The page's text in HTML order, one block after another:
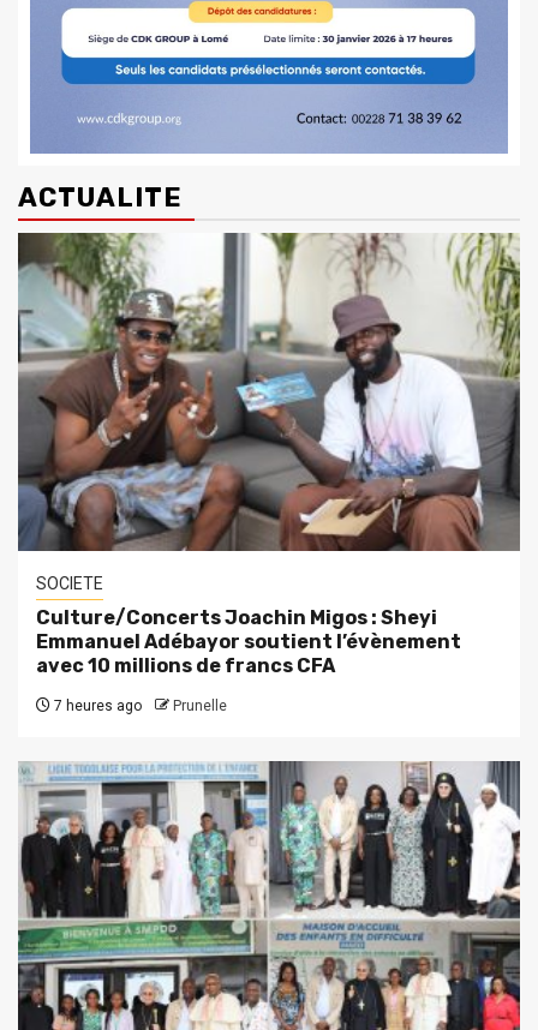
ACTUALITE
SOCIETE
Culture/Concerts Joachin Migos : Sheyi
Emmanuel Adébayor soutient l’évènement
avec 10 millions de francs CFA
7 heures ago Prunelle